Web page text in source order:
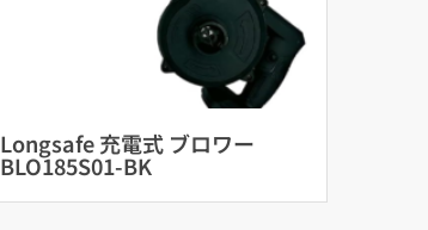
Longsafe 充電式 ブロワー
BLO185S01-BK